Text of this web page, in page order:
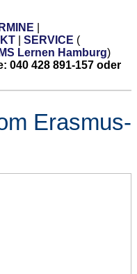
SERVICE (
Lernen Hamburg)
040 428 891-157 oder
Erasmus-